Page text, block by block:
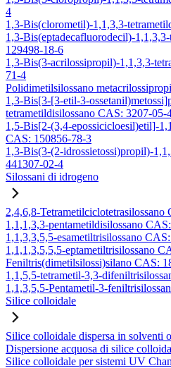
4
1,3-Bis(clorometil)-1,1,3,3-
1,3-Bis(eptadecafluorodecil)-
129498-18-6
1,3-Bis(3-acrilossipropil)-1,1,3,3-
71-4
Polidimetilsilossano
1,3-Bis[3-[3-etil-3-
tetrametildisilossano CAS: 3207-05-
1,5-Bis[2-(3,4-epossicicloesil)etil]-
CAS: 150856-78-3
1,3-Bis(3-(2-idrossietossi)propil)-
441307-02-4
Silossani di idrogeno
2,4,6,8-Tetrametilciclotetrasilossano
1,1,1,3,3-pentametildisilossano
1,1,3,3,5,5-esametiltrisilossano
1,1,1,3,5,5,5-eptametiltrisilossano
Feniltris(dimetilsilossi)silano CAS:
1,1,5,5-tetrametil-3,3-
1,1,3,5,5-Pentametil-3-
Silice colloidale
Silice colloidale dispersa in solventi
Dispersione acquosa di silice
Silice colloidale per sistemi UV